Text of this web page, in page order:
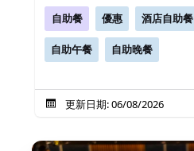
自助餐
優惠 酒店自助餐
自助午餐 自助晚餐
更新日期: 06/08/2026